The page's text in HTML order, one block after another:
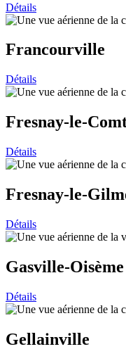
Détails
Francourville
Détails
Fresnay-le-
Détails
Fresnay-le-
Détails
Gasville-Oisème
Détails
Gellainville